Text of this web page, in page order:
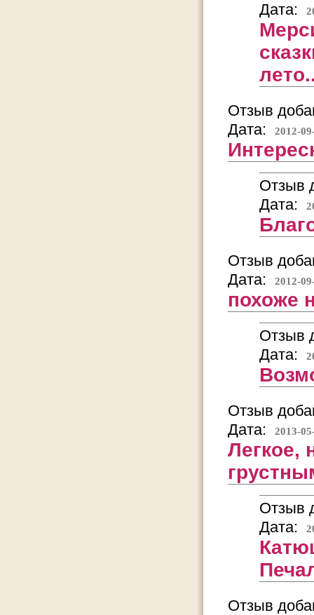
Дата:
Отзыв
Дата:
2012-
Отзыв
Дата:
Отзыв
Дата:
2012-
похоже
Отзыв
Дата:
Отзыв
Дата:
2013-
Легкое,
Отзыв
Дата:
Отзыв